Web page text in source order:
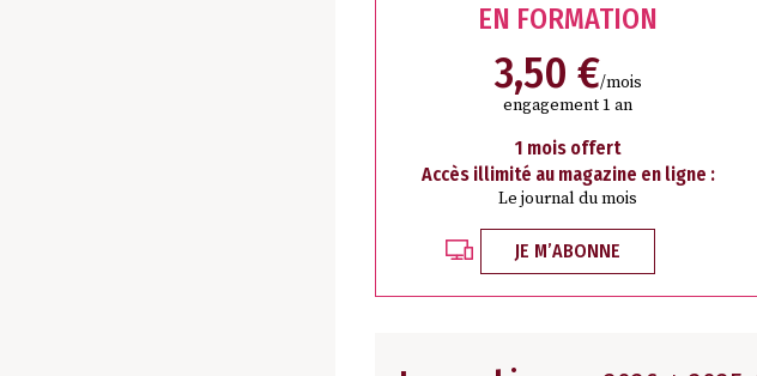
EN FORMATION
3,50 €/mois
engagement 1 an
1 mois offert
Accès illimité au magazine en ligne :
Le journal du mois
JE M’ABONNE